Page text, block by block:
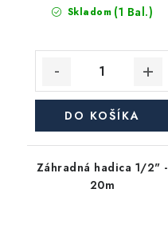
Skladom (1 Bal.)
DO KOŠÍKA
Záhradná hadica 1/2" -
20m